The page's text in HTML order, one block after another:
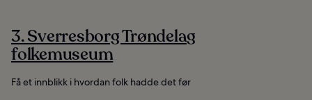
3. Sverresborg Trøndelag
folkemuseum
Få et innblikk i hvordan folk hadde det før